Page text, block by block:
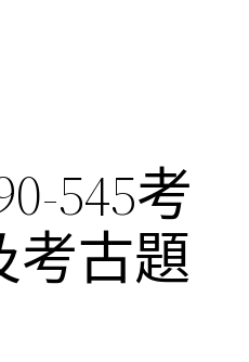
545考
考古題